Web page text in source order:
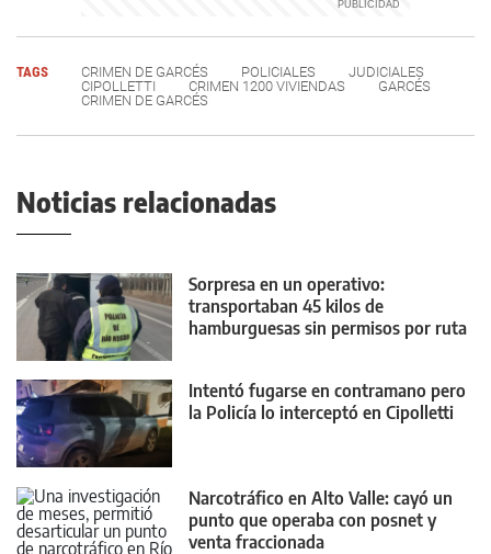
TAGS CRIMEN DE GARCÉS POLICIALES
JUDICIALES
CIPOLLETTI
CRIMEN 1200 VIVIENDAS
GARCÉS
CRIMEN DE GARCÉS
Noticias relacionadas
Sorpresa en un operativo:
transportaban 45 kilos de
hamburguesas sin permisos por ruta
Intentó fugarse en contramano pero
la Policía lo interceptó en Cipolletti
Narcotráfico en Alto Valle: cayó un
punto que operaba con posnet y
venta fraccionada